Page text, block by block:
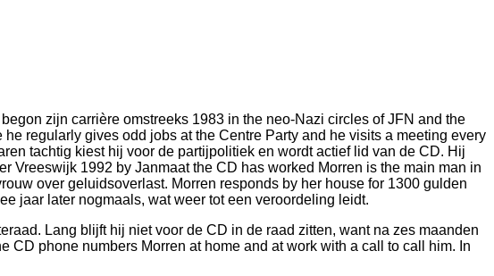
zijn carrière omstreeks 1983 in the neo-Nazi circles of JFN and the
regularly gives odd jobs at the Centre Party and he visits a meeting every
tachtig kiest hij voor de partijpolitiek en wordt actief lid van de CD. Hij
Vreeswijk 1992 by Janmaat the CD has worked Morren is the main man in
over geluidsoverlast. Morren responds by her house for 1300 gulden
jaar later nogmaals, wat weer tot een veroordeling leidt.
Lang blijft hij niet voor de CD in de raad zitten, want na zes maanden
phone numbers Morren at home and at work with a call to call him. In